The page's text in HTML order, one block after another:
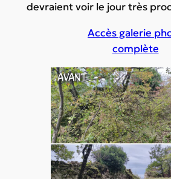
devraient voir le jour très
Accès galerie
complète